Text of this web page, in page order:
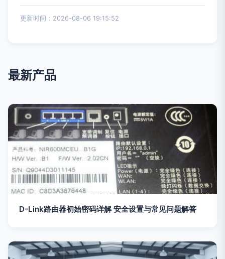
更新时间：2026-08-06 19:15:52
最新产品
D-Link路由器初始密码详解 安全设置与常见问题解答